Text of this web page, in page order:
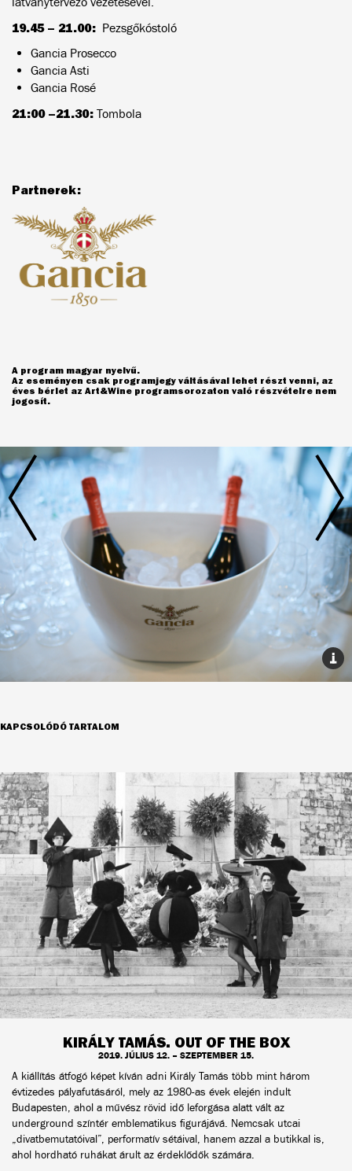
19.45 – 21.00: Pezsgőkóstoló
Gancia Prosecco
Gancia Asti
Gancia Rosé
21:00 –21.30: Tombola
Partnerek:
A program magyar nyelvű.
Az eseményen csak programjegy váltásával lehet részt venni, az
éves bérlet az Art&Wine programsorozaton való részvételre nem
jogosít.
KAPCSOLÓDÓ TARTALOM
KIRÁLY TAMÁS. OUT OF THE BOX
2019. JÚLIUS 12. – SZEPTEMBER 15.
A kiállítás átfogó képet kíván adni Király Tamás több mint három
évtizedes pályafutásáról, mely az 1980-as évek elején indult
Budapesten, ahol a művész rövid idő leforgása alatt vált az
underground színtér emblematikus figurájává. Nemcsak utcai
„divatbemutatóival”, performatív sétáival, hanem azzal a butikkal is,
ahol hordható ruhákat árult az érdeklődők számára.